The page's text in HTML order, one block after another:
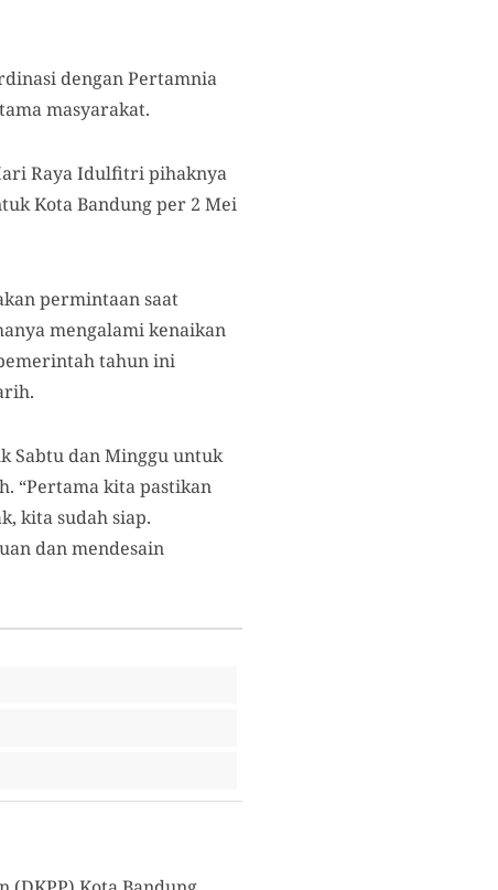
dengan Pertamnia
masyarakat.
Raya Idulfitri pihaknya
Kota Bandung per 2 Mei
permintaan saat
mengalami kenaikan
tahun ini
Sabtu dan Minggu untuk
“Pertama kita pastikan
kita sudah siap.
dan mendesain